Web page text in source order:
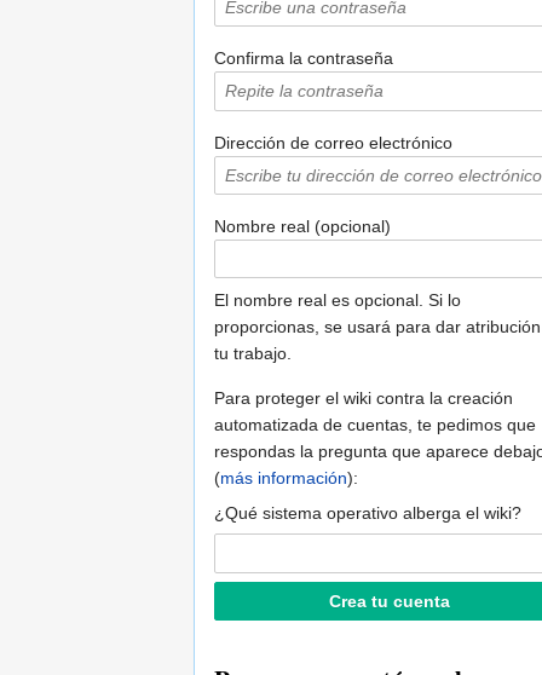
Confirma la contraseña
Dirección de correo electrónico
Nombre real (opcional)
El nombre real es opcional. Si lo
proporcionas, se usará para dar
tu trabajo.
Para proteger el wiki contra la creación
automatizada de cuentas, te pedimos que
respondas la pregunta que aparece
(más información):
¿Qué sistema operativo alberga el wiki?